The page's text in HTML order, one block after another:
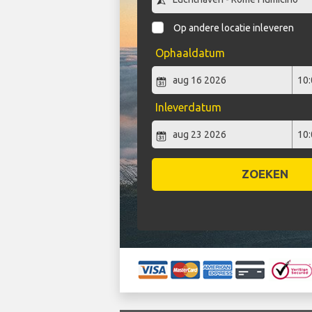
Op andere locatie inleveren
Ophaaldatum
Inleverdatum
ZOEKEN